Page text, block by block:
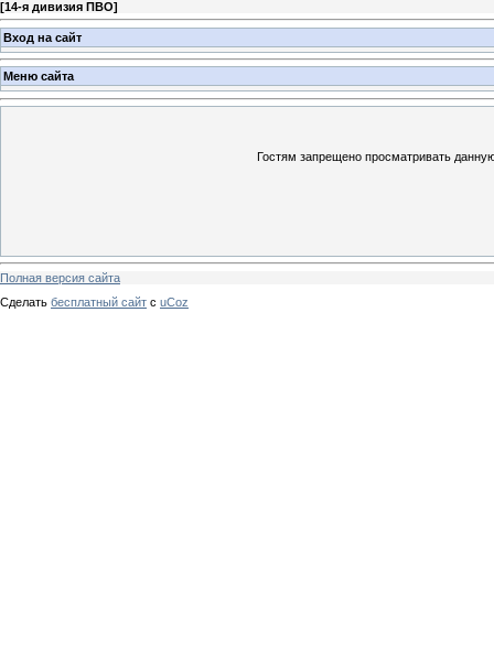
[14-я дивизия ПВО]
Вход на сайт
Меню сайта
Гостям запрещено просматривать
Полная версия сайта
Сделать бесплатный сайт с uCoz